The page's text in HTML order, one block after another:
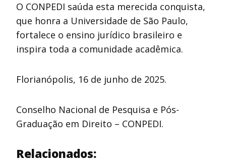
O CONPEDI saúda esta merecida conquista,
que honra a Universidade de São Paulo,
fortalece o ensino jurídico brasileiro e
inspira toda a comunidade acadêmica.
Florianópolis, 16 de junho de 2025.
Conselho Nacional de Pesquisa e Pós-
Graduação em Direito – CONPEDI.
Relacionados: